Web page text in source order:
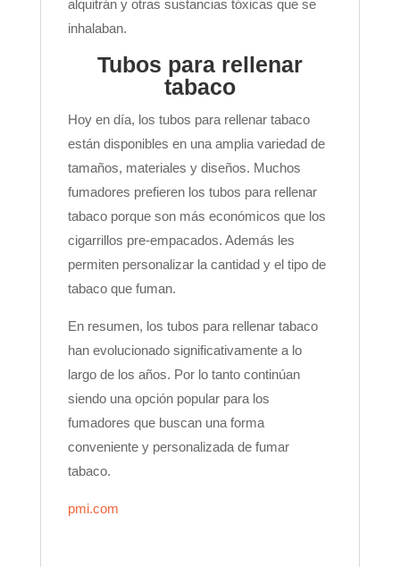
alquitrán y otras sustancias tóxicas que se
inhalaban.
Tubos para rellenar
tabaco
Hoy en día, los tubos para rellenar tabaco
están disponibles en una amplia variedad de
tamaños, materiales y diseños. Muchos
fumadores prefieren los tubos para rellenar
tabaco porque son más económicos que los
cigarrillos pre-empacados. Además les
permiten personalizar la cantidad y el tipo de
tabaco que fuman.
En resumen, los tubos para rellenar tabaco
han evolucionado significativamente a lo
largo de los años. Por lo tanto continúan
siendo una opción popular para los
fumadores que buscan una forma
conveniente y personalizada de fumar
tabaco.
pmi.com